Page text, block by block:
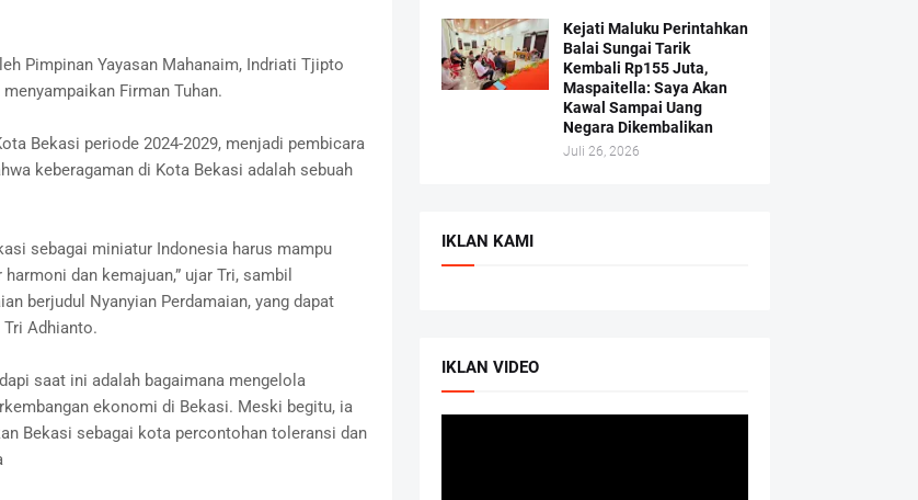
Pimpinan Yayasan Mahanaim, Indriati Tjipto
Firman Tuhan.
Bekasi periode 2024-2029, menjadi pembicara
keberagaman di Kota Bekasi adalah sebuah
sebagai miniatur Indonesia harus mampu
dan kemajuan,” ujar Tri, sambil
berjudul Nyanyian Perdamaian, yang dapat
Adhianto.
saat ini adalah bagaimana mengelola
ekonomi di Bekasi. Meski begitu, ia
Bekasi sebagai kota percontohan toleransi dan
Kejati Maluku Perintahkan
Balai Sungai Tarik
Kembali Rp155 Juta,
Maspaitella: Saya Akan
Kawal Sampai Uang
Negara Dikembalikan
Juli 26, 2026
IKLAN KAMI
IKLAN VIDEO